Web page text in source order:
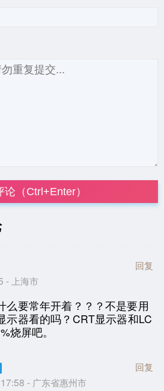
论（Ctrl+Enter）
- 上海市
回复
么要常年开着？？？不是要用
示器看的吗？CRT显示器和LC
烧屏吧。
- 广东省惠州市
回复